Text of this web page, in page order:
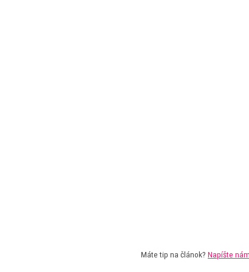
Máte tip na článok? Napíšte